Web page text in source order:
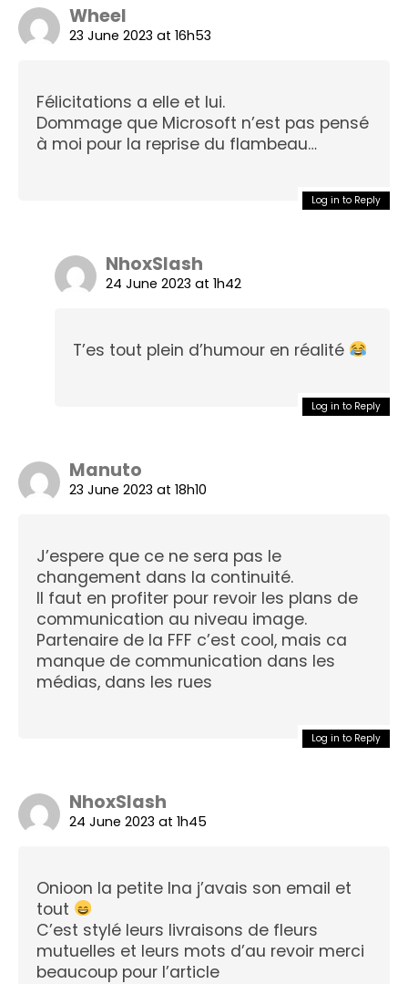
Wheel
23 June 2023 at 16h53
Félicitations a elle et lui.
Dommage que Microsoft n’est pas pensé
à moi pour la reprise du flambeau…
Log in to Reply
NhoxSlash
24 June 2023 at 1h42
T’es tout plein d’humour en réalité
Log in to Reply
Manuto
23 June 2023 at 18h10
J’espere que ce ne sera pas le
changement dans la continuité.
Il faut en profiter pour revoir les plans de
communication au niveau image.
Partenaire de la FFF c’est cool, mais ca
manque de communication dans les
médias, dans les rues
Log in to Reply
NhoxSlash
24 June 2023 at 1h45
Onioon la petite Ina j’avais son email et
tout
C’est stylé leurs livraisons de fleurs
mutuelles et leurs mots d’au revoir merci
beaucoup pour l’article